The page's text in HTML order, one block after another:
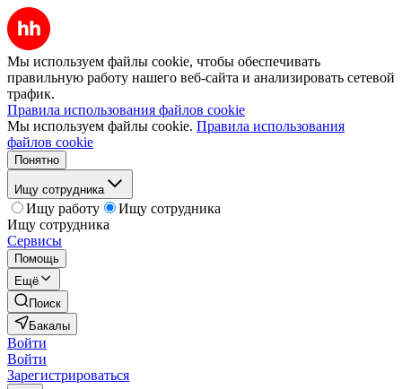
Мы используем файлы cookie, чтобы обеспечивать
правильную работу нашего веб-сайта и анализировать сетевой
трафик.
Правила использования файлов cookie
Мы используем файлы cookie. Правила использования
файлов cookie
Понятно
Ищу сотрудника
Ищу работу
Ищу сотрудника
Ищу сотрудника
Сервисы
Помощь
Ещё
Поиск
Бакалы
Войти
Войти
Зарегистрироваться